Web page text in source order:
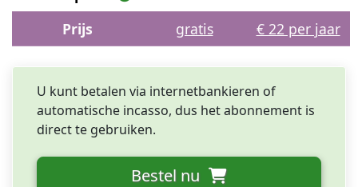
Prijs
gratis € 22 per jaar
U kunt betalen via internet­­bankieren of
automatische incasso, dus het abonnement is
direct te gebruiken.
Bestel nu